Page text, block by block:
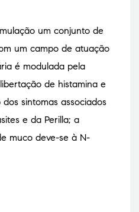
um conjunto de
um campo de atuação
é modulada pela
de histamina e
sintomas associados
e da Perilla; a
muco deve-se à N-